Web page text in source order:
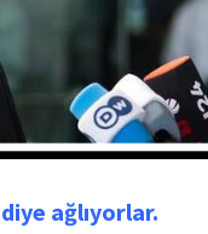
ağlıyorlar.